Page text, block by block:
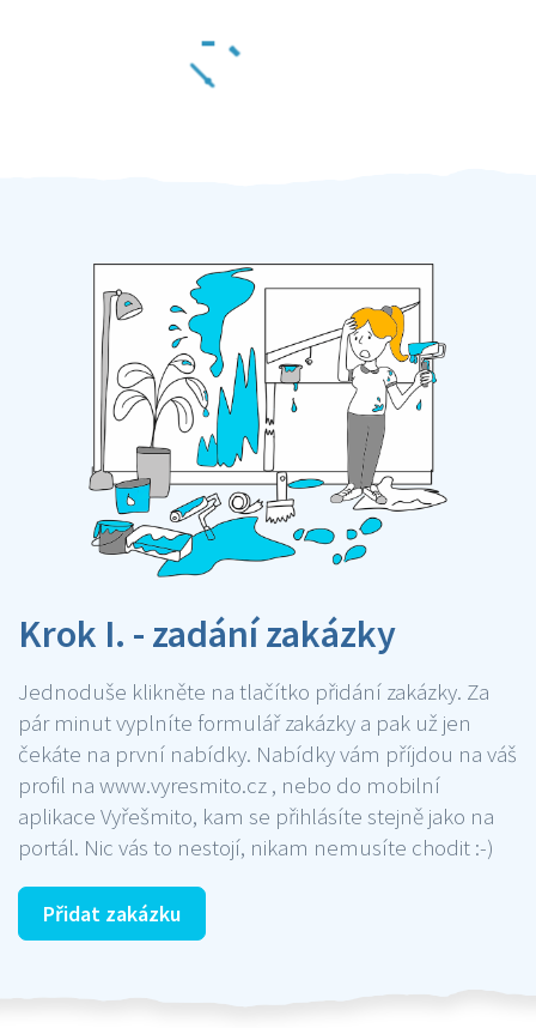
Krok I. - zadání zakázky
Jednoduše klikněte na tlačítko přidání zakázky. Za
pár minut vyplníte formulář zakázky a pak už jen
čekáte na první nabídky. Nabídky vám příjdou na váš
profil na www.vyresmito.cz , nebo do mobilní
aplikace Vyřešmito, kam se přihlásíte stejně jako na
portál. Nic vás to nestojí, nikam nemusíte chodit :-)
Přidat zakázku